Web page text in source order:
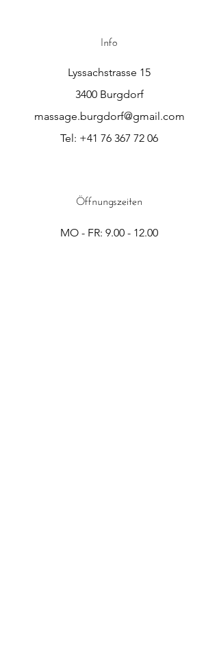
Info
Lyssachstrasse 15
3400 Burgdorf
massage.burgdorf@gmail.com
Tel: +41 76 367 72 06
Öffnungszeiten
MO - FR: 9.00 - 12.00